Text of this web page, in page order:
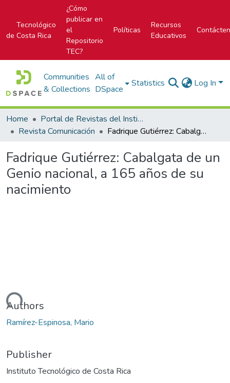
Tecnológico
de Costa Rica
¿Cómo
publicar en
el
Repositorio
TEC?
Políticas
Recursos
Educativos
Communities
& Collections
All of
DSpace
Statistics Log In
Home
Portal de Revistas del Instituto Tecnológico de Costa Rica
Revista Comunicación
Fadrique Gutiérrez: Cabalgata de un Genio nacional, a 165 años de su nacimiento
Fadrique Gutiérrez: Cabalgata de un
Genio nacional, a 165 años de su
nacimiento
Authors
Ramírez-Espinosa, Mario
Publisher
Instituto Tecnológico de Costa Rica